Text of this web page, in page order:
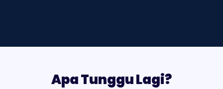
Apa Tunggu Lagi?